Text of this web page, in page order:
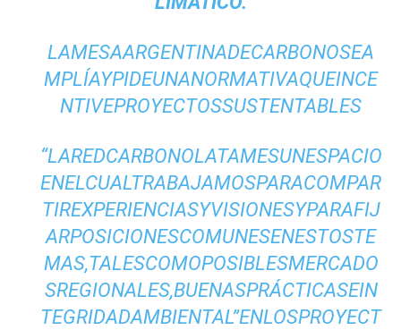
LAMESAARGENTINADECARBONOSEA
MPLÍAYPIDEUNANORMATIVAQUEINCE
NTIVEPROYECTOSSUSTENTABLES
“LAREDCARBONOLATAMESUNESPACIO
ENELCUALTRABAJAMOSPARACOMPAR
TIREXPERIENCIASYVISIONESYPARAFIJ
ARPOSICIONESCOMUNESENESTOSTE
MAS,TALESCOMOPOSIBLESMERCADO
SREGIONALES,BUENASPRÁCTICASEIN
TEGRIDADAMBIENTAL”ENLOSPROYECT